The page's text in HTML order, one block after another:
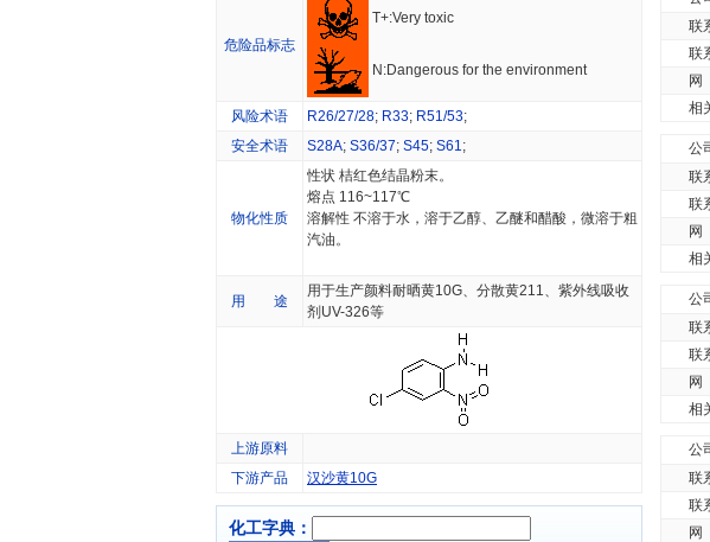
危险品标志
T+:Very toxic
N:Dangerous for the environment
风险术语 R26/27/28; R33; R51/53;
安全术语
S28A; S36/37; S45; S61;
物化性质
性状 桔红色结晶粉末。
熔点 116~117℃
溶解性 不溶于水，溶于乙醇、乙醚和醋酸，微溶于粗
汽油。
用 途
用于生产颜料耐晒黄10G、分散黄211、紫外线吸收
剂UV-326等
上游原料
下游产品
汉沙黄10G
化工字典：
联
联
相
公
联
联
相
公
联
联
相
公
联
联